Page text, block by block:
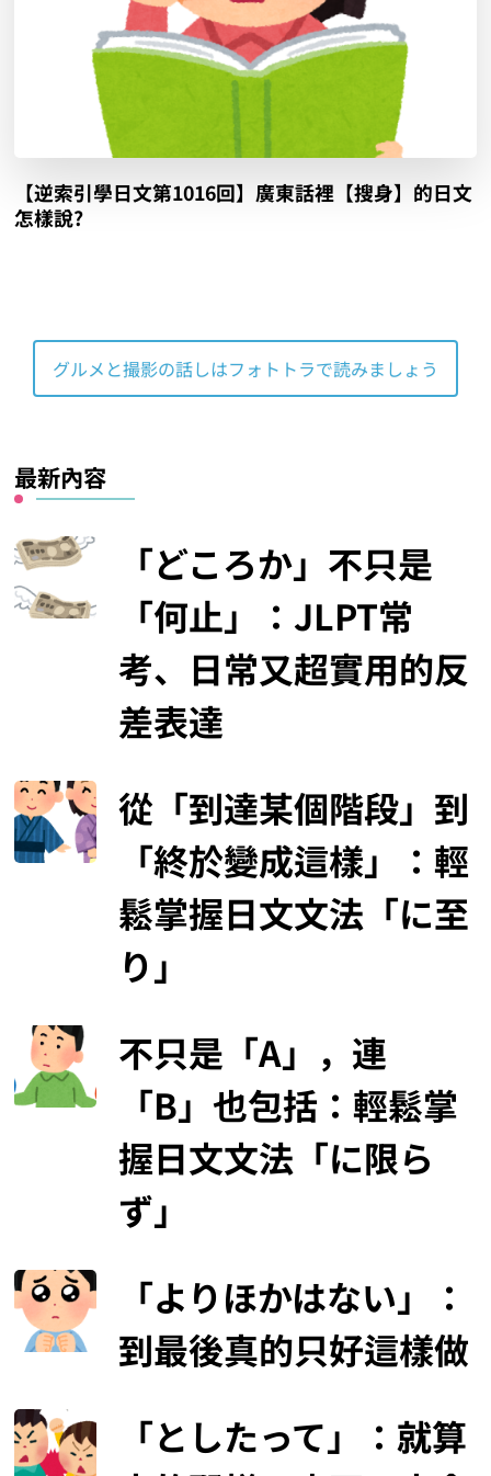
【逆索引學日文第1016回】廣東話裡【搜身】的日文
怎樣說?
グルメと撮影の話しはフォトトラで読みましょう
最新內容
「どころか」不只是
「何止」：JLPT常
考、日常又超實用的反
差表達
從「到達某個階段」到
「終於變成這樣」：輕
鬆掌握日文文法「に至
り」
不只是「A」，連
「B」也包括：輕鬆掌
握日文文法「に限ら
ず」
「よりほかはない」：
到最後真的只好這樣做
「としたって」：就算